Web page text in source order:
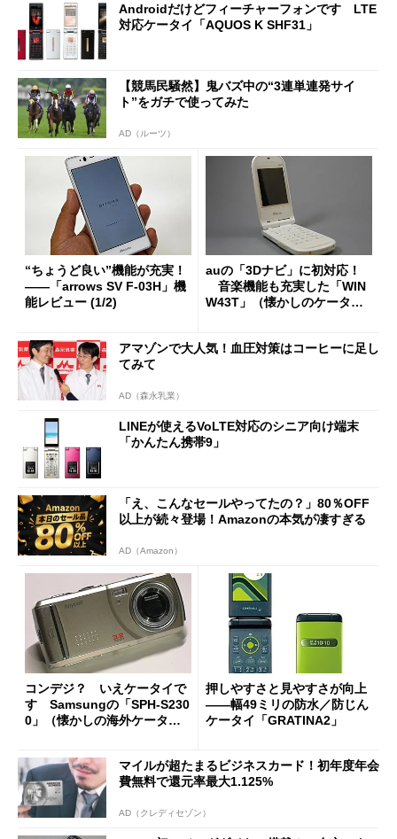
Androidだけどフィーチャーフォンです LTE
対応ケータイ「AQUOS K SHF31」
【競馬民騒然】鬼バズ中の“3連単連発サイ
ト”をガチで使ってみた
AD（ルーツ）
“ちょうど良い”機能が充実！
――「arrows SV F-03H」機
能レビュー (1/2)
auの「3Dナビ」に初対応！
音楽機能も充実した「WIN
W43T」（懐かしのケータ
アマゾンで大人気！血圧対策はコーヒーに足し
てみて
AD（森永乳業）
LINEが使えるVoLTE対応のシニア向け端末
「かんたん携帯9」
「え、こんなセールやってたの？」80％OFF
以上が続々登場！Amazonの本気が凄すぎる
AD（Amazon）
コンデジ？ いえケータイで
す Samsungの「SPH-S230
0」（懐かしの海外ケータ
押しやすさと見やすさが向上
――幅49ミリの防水／防じん
ケータイ「GRATINA2」
マイルが超たまるビジネスカード！初年度年会
費無料で還元率最大1.125%
AD（クレディセゾン）